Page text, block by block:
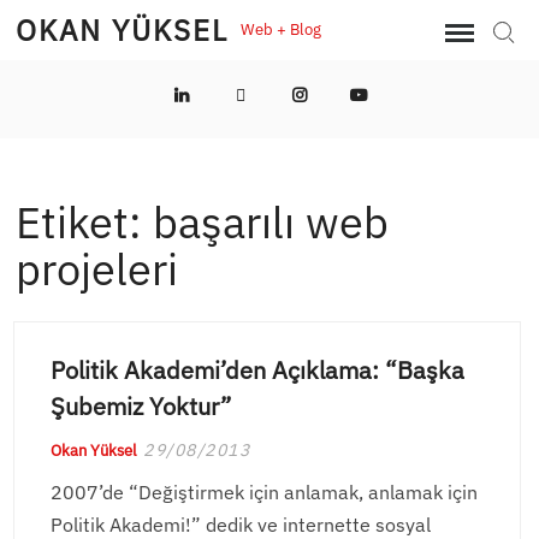
SkipOKAN YÜKSEL Web + Blog
LinkedInTwitterInstagramYouTube
Etiket: başarılı web
projeleri
Politik Akademi’den Açıklama: “Başka
Şubemiz Yoktur”
Okan Yüksel 29/08/2013
2007’de “Değiştirmek için anlamak, anlamak için
Politik Akademi!” dedik ve internette sosyal